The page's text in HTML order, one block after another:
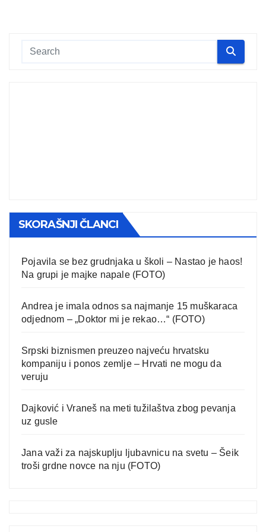
SKORAŠNJI ČLANCI
Pojavila se bez grudnjaka u školi – Nastao je haos!
Na grupi je majke napale (FOTO)
Andrea je imala odnos sa najmanje 15 muškaraca
odjednom – „Doktor mi je rekao…“ (FOTO)
Srpski biznismen preuzeo najveću hrvatsku
kompaniju i ponos zemlje – Hrvati ne mogu da
veruju
Dajković i Vraneš na meti tužilaštva zbog pevanja
uz gusle
Jana važi za najskuplju ljubavnicu na svetu – Šeik
troši grdne novce na nju (FOTO)